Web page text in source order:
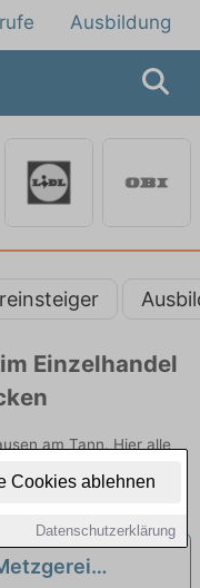
Cookies ablehnen
Datenschutzerklärung
Ausbildung
Einzelhandel
am Tann. Hier alle
und Handel